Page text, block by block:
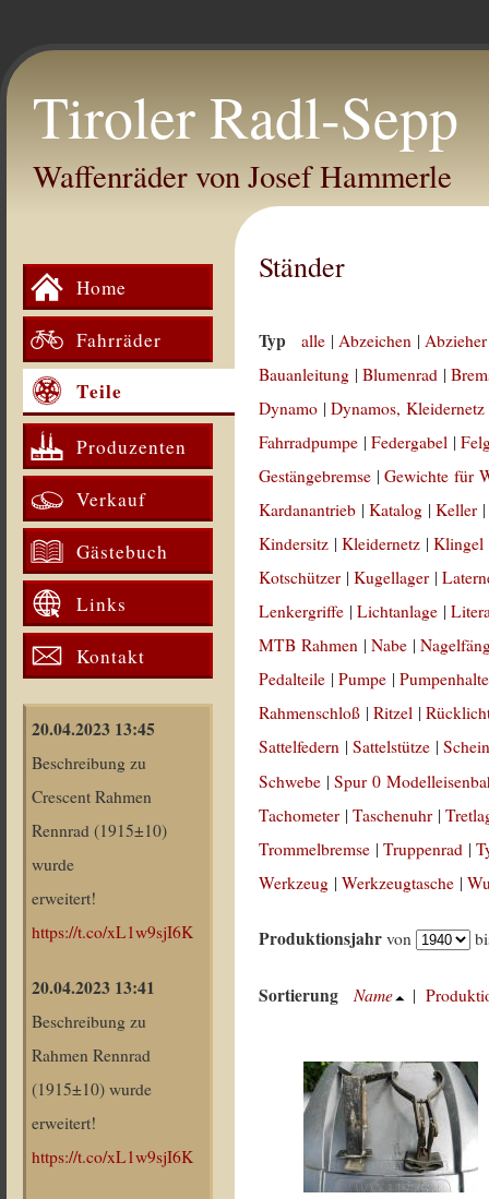
Tiroler Radl-Sepp
Waffenräder von Josef Hammerle
Home
Fahrräder
Teile
Produzenten
Verkauf
Gästebuch
Links
Kontakt
20.04.2023 13:45
Beschreibung zu
Crescent Rahmen
Rennrad (1915±10)
wurde
erweitert!
https://t.co/xL1w9sjI6K
20.04.2023 13:41
Beschreibung zu
Rahmen Rennrad
(1915±10) wurde
erweitert!
https://t.co/xL1w9sjI6K
Ständer
Typ alle |Abzeichen |
Bauanleitung |Blumenrad |
Dynamo |Dynamos, Kleidernetz
Fahrradpumpe |Federgabel |
Gestängebremse |Gewichte für
Kardanantrieb |Katalog |Keller
Kindersitz |Kleidernetz |Klingel
Kotschützer |Kugellager |
Lenkergriffe |Lichtanlage |
MTB Rahmen |Nabe |
Pedalteile |Pumpe |
Rahmenschloß |Ritzel |
Sattelfedern |Sattelstütze |
Schwebe |Spur 0
Tachometer |Taschenuhr |
Trommelbremse |Truppenrad |
Werkzeug |Werkzeugtasche |
Produktionsjahr von
Sortierung Name |